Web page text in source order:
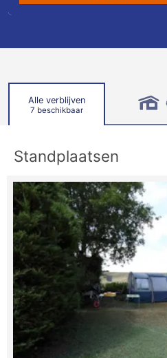
Alle verblijven
7 beschikbaar
Standplaatsen